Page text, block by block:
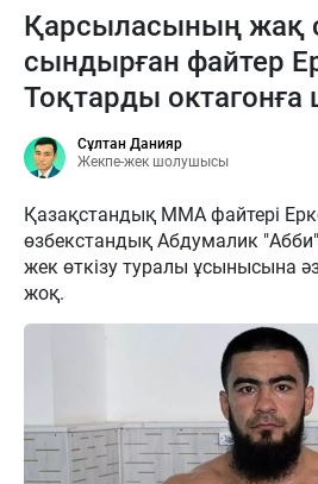
Қарсыласының жақ
сындырған файтер
Тоқтарды
Сұлтан Данияр
Жекпе-жек шолушысы
Қазақстандық ММА файтері
өзбекстандық Абдумалик
жек өткізу туралы ұсынысына
жоқ.